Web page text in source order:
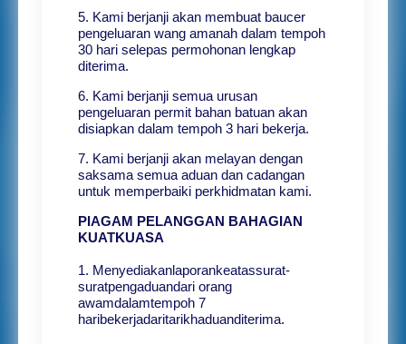
5. Kami berjanji akan membuat baucer
pengeluaran wang amanah dalam tempoh
30 hari selepas permohonan lengkap
diterima.
6. Kami berjanji semua urusan
pengeluaran permit bahan batuan akan
disiapkan dalam tempoh 3 hari bekerja.
7. Kami berjanji akan melayan dengan
saksama semua aduan dan cadangan
untuk memperbaiki perkhidmatan kami.
PIAGAM PELANGGAN BAHAGIAN
KUATKUASA
1. Menyediakanlaporankeatassurat-
suratpengaduandari orang
awamdalamtempoh 7
haribekerjadaritarikhaduanditerima.